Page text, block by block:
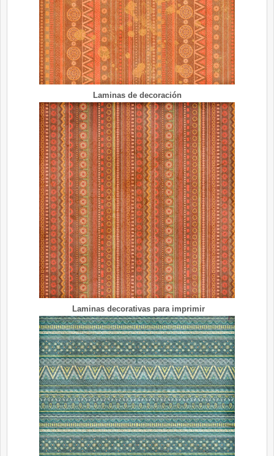
Laminas de decoración
Laminas decorativas para imprimir